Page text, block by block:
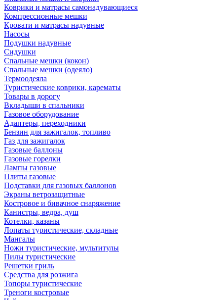
Коврики и матрасы самонадувающиеся
Компрессионные мешки
Кровати и матрасы надувные
Насосы
Подушки надувные
Сидушки
Спальные мешки (кокон)
Спальные мешки (одеяло)
Термоодеяла
Туристические коврики, карематы
Товары в дорогу
Вкладыши в спальники
Газовое оборудование
Адаптеры, переходники
Бензин для зажигалок, топливо
Газ для зажигалок
Газовые баллоны
Газовые горелки
Лампы газовые
Плиты газовые
Подставки для газовых баллонов
Экраны ветрозащитные
Костровое и бивачное снаряжение
Канистры, ведра, душ
Котелки, казаны
Лопаты туристические, складные
Мангалы
Ножи туристические, мультитулы
Пилы туристические
Решетки гриль
Средства для розжига
Топоры туристические
Треноги костровые